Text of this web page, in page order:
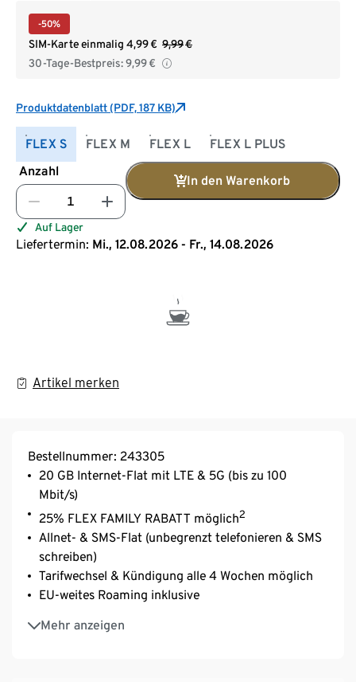
-50%
SIM-Karte einmalig 4,99€ 9,99€
30-Tage-Bestpreis:9,99€
Produktdatenblatt (PDF, 187 KB)
FLEX S FLEX M FLEX L
FLEX L PLUS
Anzahl
In den Warenkorb
Auf Lager
Liefertermin: Mi., 12.08.2026 - Fr., 14.08.2026
Artikel merken
Bestellnummer: 243305
20 GB Internet-Flat mit LTE & 5G (bis zu 100
Mbit/s)
25% FLEX FAMILY RABATT möglich2
Allnet- & SMS-Flat (unbegrenzt telefonieren & SMS
schreiben)
Tarifwechsel & Kündigung alle 4 Wochen möglich
EU-weites Roaming inklusive
Mehr anzeigen
Ohne Anschlussgebühr
Smartphone-Tarif inkl. SIM-Karte von Tchibo